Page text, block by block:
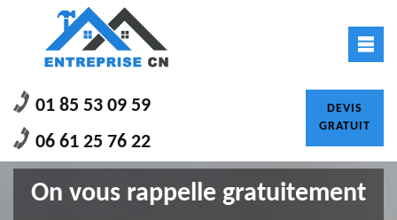
01 85 53 09 59
06 61 25 76 22
DEVIS
GRATUIT
On vous rappelle gratuitement